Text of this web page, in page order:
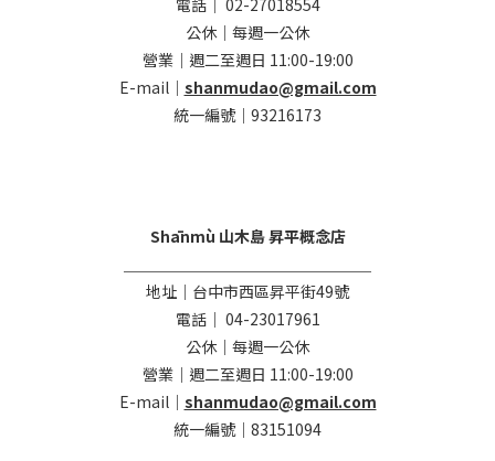
電話｜ 02-27018554
公休｜每週一公休
營業｜週二至週日 11:00-19:00
E-mail｜ shanmudao@gmail.com
統一編號｜93216173
Shānmù 山木島 昇平概念店
地址｜台中市西區昇平街49號
電話｜ 04-23017961
公休｜每週一公休
營業｜週二至週日 11:00-19:00
E-mail｜ shanmudao@gmail.com
統一編號｜83151094